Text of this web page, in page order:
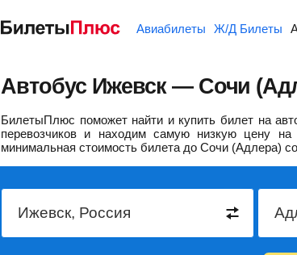
Авиабилеты Ж/Д Билеты
Автобус Ижевск — Сочи
БилетыПлюс поможет найти и купить билет на
перевозчиков и находим самую низкую цену
минимальная стоимость билета до Сочи (Адлера)